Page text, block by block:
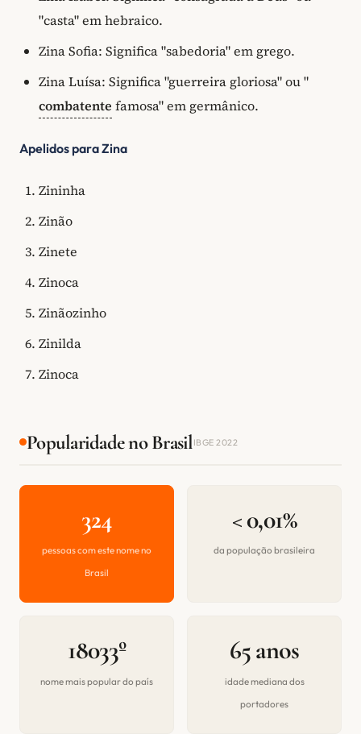
"casta" em hebraico.
Zina Sofia: Significa "sabedoria" em grego.
Zina Luísa: Significa "guerreira gloriosa" ou "
combatente famosa" em germânico.
Apelidos para Zina
Zininha
Zinão
Zinete
Zinoca
Zinãozinho
Zinilda
Zinoca
Popularidade no BrasilIBGE 2022
324
pessoas com este nome no
Brasil
< 0,01%
da população brasileira
18033º
nome mais popular do país
65 anos
idade mediana dos
portadores